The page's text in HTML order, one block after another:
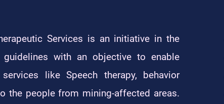
Services is an initiative in the
with an objective to enable
like Speech therapy, behavior
the people from mining-affected areas.